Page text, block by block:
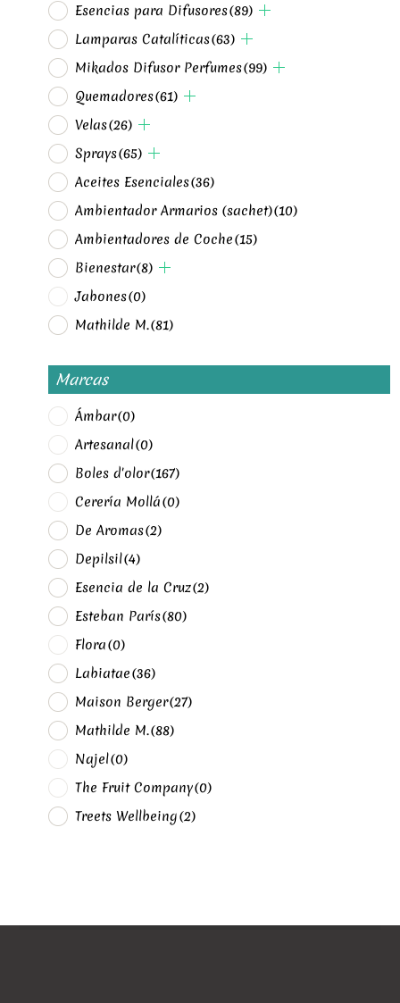
Esencias para Difusores(89)
Lamparas Catalíticas(63)
Mikados Difusor Perfumes(99)
Quemadores(61)
Velas(26)
Sprays(65)
Aceites Esenciales(36)
Ambientador Armarios (sachet)(10)
Ambientadores de Coche(15)
Bienestar(8)
Jabones(0)
Mathilde M.(81)
Marcas
Ámbar(0)
Artesanal(0)
Boles d'olor(167)
Cerería Mollá(0)
De Aromas(2)
Depilsil(4)
Esencia de la Cruz(2)
Esteban París(80)
Flora(0)
Labiatae(36)
Maison Berger(27)
Mathilde M.(88)
Najel(0)
The Fruit Company(0)
Treets Wellbeing(2)